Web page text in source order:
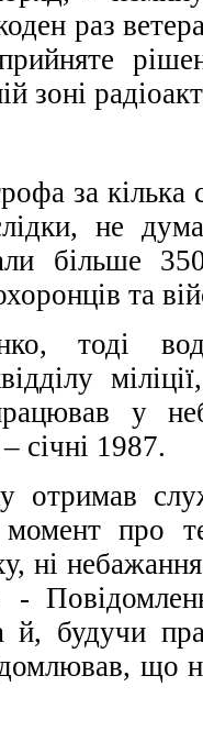
раз
зоні
за
не
більше
та
тоді
у
січні 1987.
отримав
про
ні
й, будучи
що